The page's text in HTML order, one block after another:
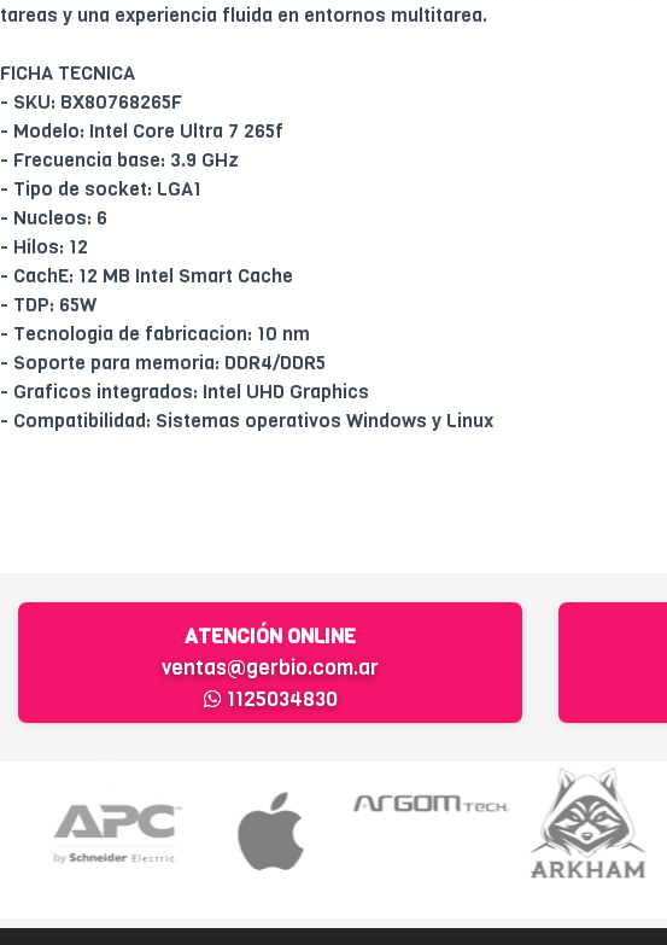
tareas y una experiencia fluida en entornos multitarea.
FICHA TECNICA
- SKU: BX80768265F
- Modelo: Intel Core Ultra 7 265f
- Frecuencia base: 3.9 GHz
- Tipo de socket: LGA1
- Nucleos: 6
- Hilos: 12
- CachE: 12 MB Intel Smart Cache
- TDP: 65W
- Tecnologia de fabricacion: 10 nm
- Soporte para memoria: DDR4/DDR5
- Graficos integrados: Intel UHD Graphics
- Compatibilidad: Sistemas operativos Windows y Linux
ATENCIÓN ONLINE
ventas@gerbio.com.ar
1125034830